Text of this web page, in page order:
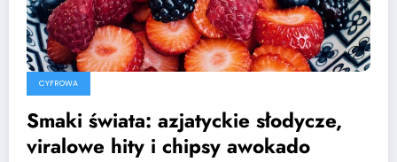
CYFROWA
Smaki świata: azjatyckie słodycze,
viralowe hity i chipsy awokado